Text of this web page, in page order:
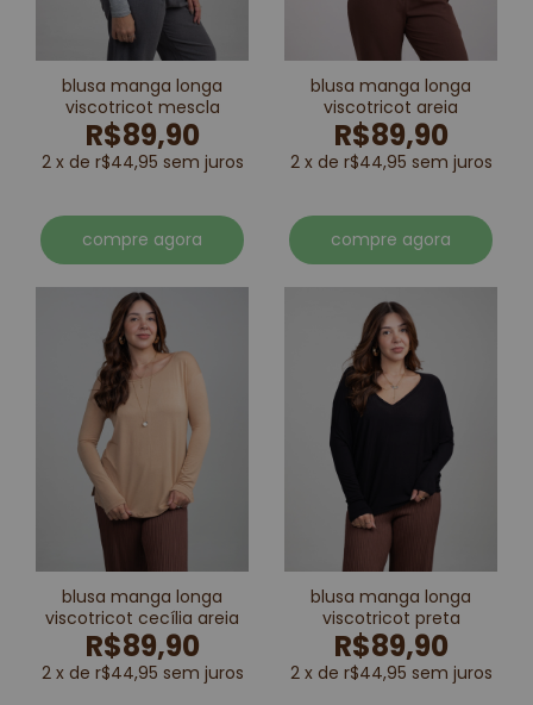
blusa manga longa
viscotricot mescla
R$89,90
2 x de r$44,95 sem juros
compre agora
blusa manga longa
viscotricot areia
R$89,90
2 x de r$44,95 sem juros
compre agora
blusa manga longa
viscotricot cecília areia
R$89,90
2 x de r$44,95 sem juros
blusa manga longa
viscotricot preta
R$89,90
2 x de r$44,95 sem juros